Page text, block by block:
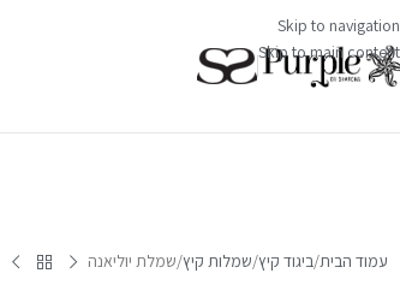
Skip to navigation
Skip to main content
עמוד הבית ביגוד קיץ שמלות קיץ שמלת יוליאנה